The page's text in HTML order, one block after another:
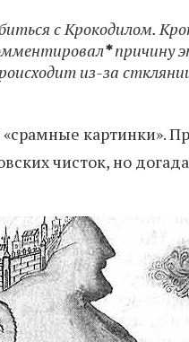
с Крокодилом.
*причину
из-за
картинки».
чисток, но